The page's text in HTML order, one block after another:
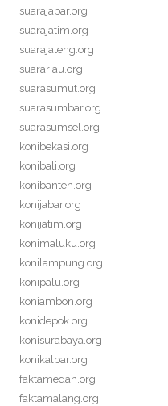
suarajabar.org
suarajatim.org
suarajateng.org
suarariau.org
suarasumut.org
suarasumbar.org
suarasumsel.org
konibekasi.org
konibali.org
konibanten.org
konijabar.org
konijatim.org
konimaluku.org
konilampung.org
konipalu.org
koniambon.org
konidepok.org
konisurabaya.org
konikalbar.org
faktamedan.org
faktamalang.org